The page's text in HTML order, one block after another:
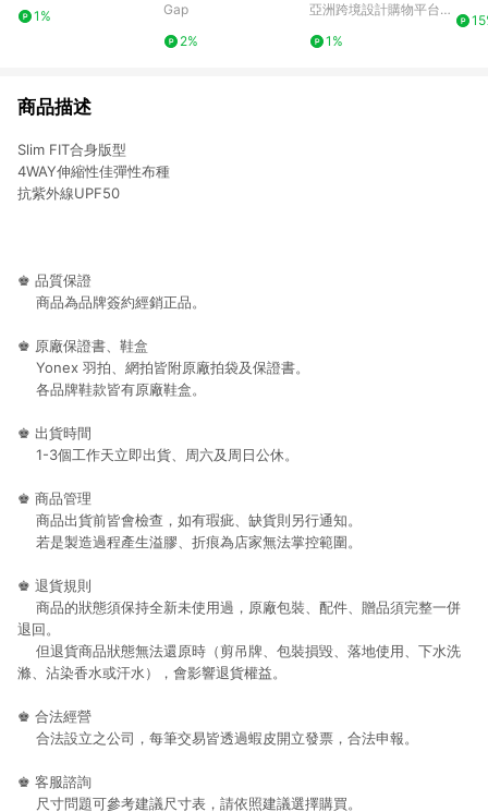
1%
Gap
2%
亞洲跨境設計購物平台
1%
商品描述
Slim FIT合身版型
4WAY伸縮性佳彈性布種
抗紫外線UPF50
♚ 品質保證
商品為品牌簽約經銷正品。
♚ 原廠保證書、鞋盒
Yonex 羽拍、網拍皆附原廠拍袋及保證書。
各品牌鞋款皆有原廠鞋盒。
♚ 出貨時間
1-3個工作天立即出貨、周六及周日公休。
♚ 商品管理
商品出貨前皆會檢查，如有瑕疵、缺貨則另行通知。
若是製造過程產生溢膠、折痕為店家無法掌控範圍。
♚ 退貨規則
商品的狀態須保持全新未使用過，原廠包裝、配件、贈品須完整一併
退回。
但退貨商品狀態無法還原時（剪吊牌、包裝損毀、落地使用、下水洗
滌、沾染香水或汗水），會影響退貨權益。
♚ 合法經營
合法設立之公司，每筆交易皆透過蝦皮開立發票，合法申報。
♚ 客服諮詢
尺寸問題可參考建議尺寸表，請依照建議選擇購買。